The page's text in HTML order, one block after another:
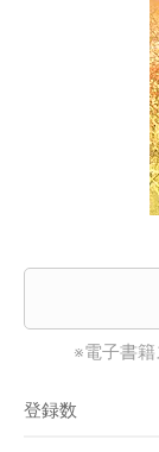
※電子書
登録数